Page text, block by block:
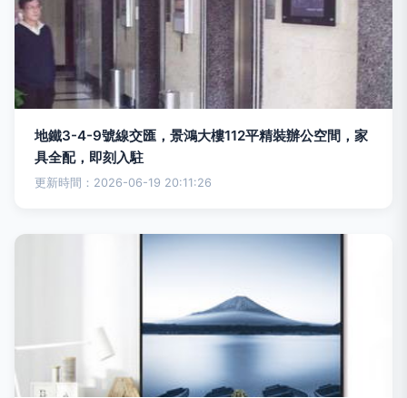
地鐵3-4-9號線交匯，景鴻大樓112平精裝辦公空間，家
具全配，即刻入駐
更新時間：2026-06-19 20:11:26